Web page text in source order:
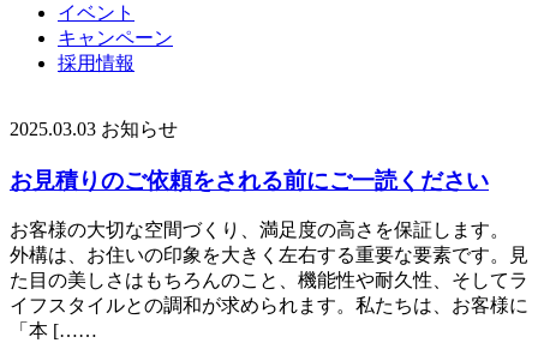
イベント
キャンペーン
採用情報
2025.03.03 お知らせ
お見積りのご依頼をされる前にご一読ください
お客様の大切な空間づくり、満足度の高さを保証します。
外構は、お住いの印象を大きく左右する重要な要素です。見
た目の美しさはもちろんのこと、機能性や耐久性、そしてラ
イフスタイルとの調和が求められます。私たちは、お客様に
「本 [……